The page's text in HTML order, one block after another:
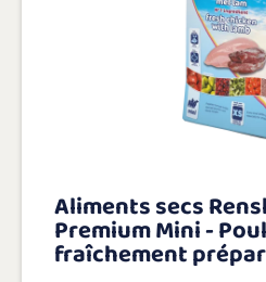
Aliments secs
Premium Mini -
fraîchement